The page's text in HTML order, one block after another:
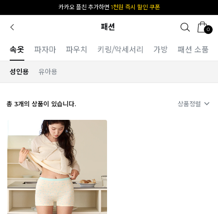
카카오 플친 추가하면 1천원 즉시 할인 쿠폰
패션 0
속옷 파자마 파우치 키링/악세서리 가방 패션 소품
성인용 유아용
총 3개의 상품이 있습니다. 상품정렬